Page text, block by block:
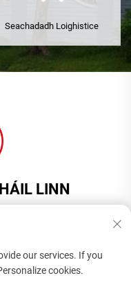
Seachadadh Loighistice
LINN
An tSín
our services. If you
cookies.